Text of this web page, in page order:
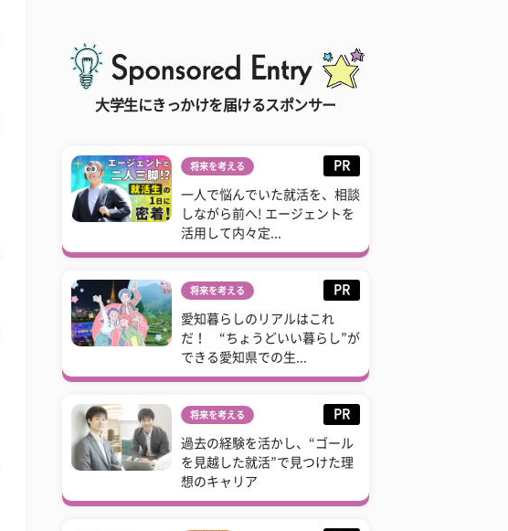
大学生にきっかけを届けるスポンサー
将来を考える PR
一人で悩んでいた就活を、相談
しながら前へ! エージェントを
活用して内々定...
将来を考える PR
愛知暮らしのリアルはこれ
だ！ “ちょうどいい暮らし”が
できる愛知県での生...
将来を考える PR
過去の経験を活かし、“ゴール
を見越した就活”で見つけた理
想のキャリア